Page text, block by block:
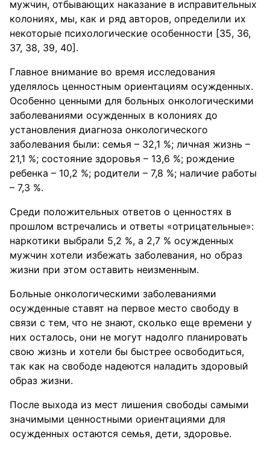
мужчин, отбывающих наказание в исправительных
колониях, мы, как и ряд авторов, определили их
некоторые психологические особенности [35, 36,
37, 38, 39, 40].
Главное внимание во время исследования
уделялось ценностным ориентациям осужденных.
Особенно ценными для больных онкологическими
заболеваниями осужденных в колониях до
установления диагноза онкологического
заболевания были: семья – 32,1 %; личная жизнь –
21,1 %; состояние здоровья – 13,6 %; рождение
ребенка – 10,2 %; родители – 7,8 %; наличие работы
– 7,3 %.
Среди положительных ответов о ценностях в
прошлом встречались и ответы «отрицательные»:
наркотики выбрали 5,2 %, а 2,7 % осужденных
мужчин хотели избежать заболевания, но образ
жизни при этом оставить неизменным.
Больные онкологическими заболеваниями
осужденные ставят на первое место свободу в
связи с тем, что не знают, сколько еще времени у
них осталось, они не могут надолго планировать
свою жизнь и хотели бы быстрее освободиться,
так как на свободе надеются наладить здоровый
образ жизни.
После выхода из мест лишения свободы самыми
значимыми ценностными ориентациями для
осужденных остаются семья, дети, здоровье.